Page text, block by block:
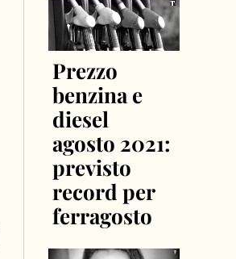
Prezzo
benzina e
diesel
agosto 2021:
previsto
record per
ferragosto